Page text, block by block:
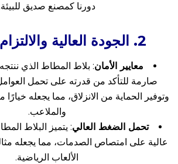
دورنا كمصنع صديق للبيئة.
2. الجودة العالية
معايير الأمان: بلاط المطاط الذي
صارمة للتأكد من قدرته على تحمل العوامل
وتوفير الحماية من الانزلاق، مما يجعله خيارًا
والملاعب.
تحمل الضغط العالي: يتميز البلاط
عالية على امتصاص الصدمات، مما يجعله
الألعاب الرياضية.